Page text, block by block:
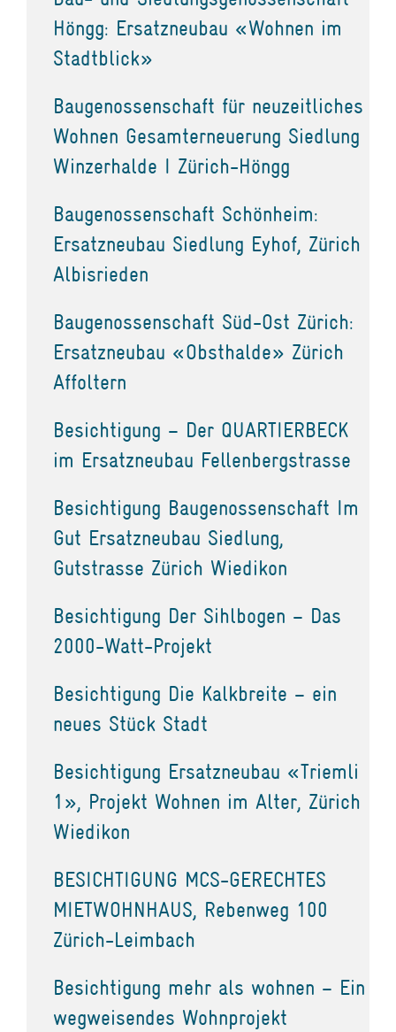
Höngg: Ersatzneubau «Wohnen im
Stadtblick»
Baugenossenschaft für neuzeitliches
Wohnen Gesamterneuerung Siedlung
Winzerhalde I Zürich-Höngg
Baugenossenschaft Schönheim:
Ersatzneubau Siedlung Eyhof, Zürich
Albisrieden
Baugenossenschaft Süd-Ost Zürich:
Ersatzneubau «Obsthalde» Zürich
Affoltern
Besichtigung – Der QUARTIERBECK
im Ersatzneubau Fellenbergstrasse
Besichtigung Baugenossenschaft Im
Gut Ersatzneubau Siedlung,
Gutstrasse Zürich Wiedikon
Besichtigung Der Sihlbogen – Das
2000-Watt-Projekt
Besichtigung Die Kalkbreite – ein
neues Stück Stadt
Besichtigung Ersatzneubau «Triemli
1», Projekt Wohnen im Alter, Zürich
Wiedikon
BESICHTIGUNG MCS-GERECHTES
MIETWOHNHAUS, Rebenweg 100
Zürich-Leimbach
Besichtigung mehr als wohnen – Ein
wegweisendes Wohnprojekt